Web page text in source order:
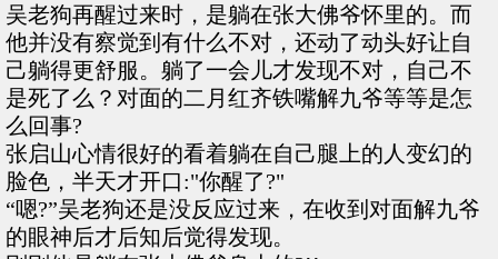
吴老狗再醒过来时，是躺在张大佛爷怀里的。而
他并没有察觉到有什么不对，还动了动头好让自
己躺得更舒服。躺了一会儿才发现不对，自己不
是死了么？对面的二月红齐铁嘴解九爷等等是怎
么回事?
张启山心情很好的看着躺在自己腿上的人变幻的
脸色，半天才开口:"你醒了?"
“嗯?”吴老狗还是没反应过来，在收到对面解九爷
的眼神后才后知后觉得发现。